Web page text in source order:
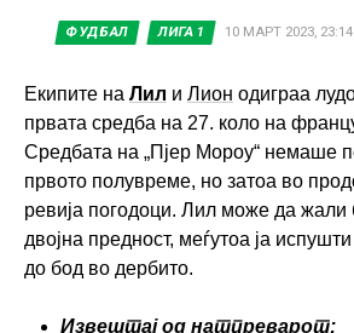
ФУДБАЛ ЛИГА 1 10 МАРТ 2023, 23:14
Екипите на Лил и Лион одиграа
првата средба на 27. коло на
Средбата на „Пјер Мороу“ немаше
првото полувреме, но затоа во
ревија погодоци. Лил може да жали
двојна предност, меѓутоа ја
до бод во дербито.
Извештај од натпреварот: